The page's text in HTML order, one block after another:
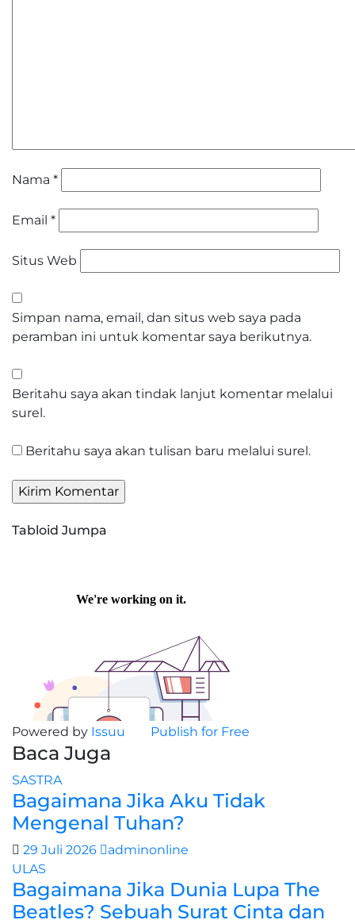
Nama *
Email *
Situs Web
Simpan nama, email, dan situs web saya pada
peramban ini untuk komentar saya berikutnya.
Beritahu saya akan tindak lanjut komentar melalui
surel.
Beritahu saya akan tulisan baru melalui surel.
Tabloid Jumpa
Powered by Issuu Publish for Free
Baca Juga
SASTRA
Bagaimana Jika Aku Tidak
Mengenal Tuhan?
29 Juli 2026
adminonline
ULAS
Bagaimana Jika Dunia Lupa The
Beatles? Sebuah Surat Cinta dan